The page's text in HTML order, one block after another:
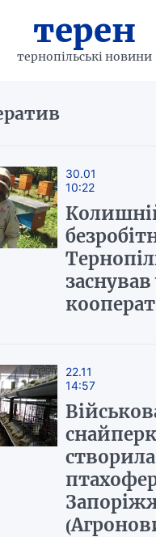
терен
тернопільські новини
30.01
10:22
22.11
14:57
створила